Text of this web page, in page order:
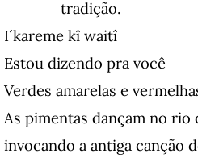
tradição.
I´kareme kî waitî
Estou dizendo pra você
Verdes amarelas e
As pimentas dançam no rio
invocando a antiga canção